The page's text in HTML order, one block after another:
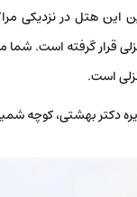
هتل در نزدیکی
قرار گرفته است. شما
است.
دکتر بهشتی، کوچه